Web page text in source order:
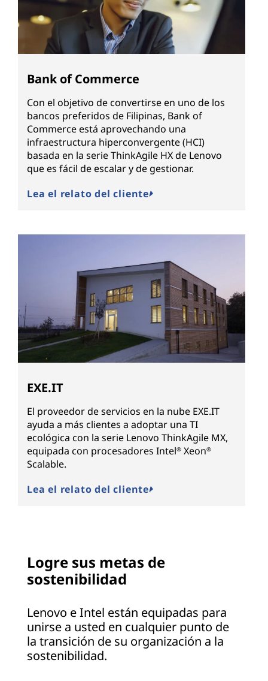
Bank of Commerce
Con el objetivo de convertirse en uno de los
bancos preferidos de Filipinas, Bank of
Commerce está aprovechando una
infraestructura hiperconvergente (HCI)
basada en la serie ThinkAgile HX de Lenovo
que es fácil de escalar y de gestionar.
Lea el relato del cliente
EXE.IT
El proveedor de servicios en la nube EXE.IT
ayuda a más clientes a adoptar una TI
ecológica con la serie Lenovo ThinkAgile MX,
equipada con procesadores Intel® Xeon®
Scalable.
Lea el relato del cliente
Logre sus metas de
sostenibilidad
Lenovo e Intel están equipadas para
unirse a usted en cualquier punto de
la transición de su organización a la
sostenibilidad.